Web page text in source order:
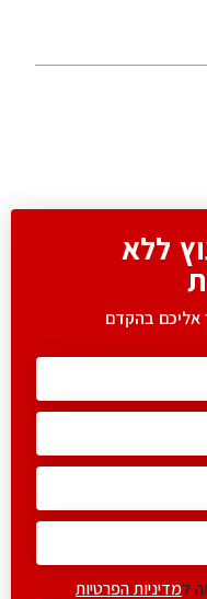
ללא
אליכם בהקדם
ה למדיניות הפרטיות